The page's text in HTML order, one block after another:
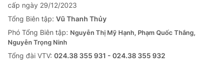
cấp ngày 29/12/2023
Tổng Biên tập: Vũ Thanh Thủy
Phó Tổng Biên tập: Nguyễn Thị Mỹ Hạnh, Phạm Quốc Thắng,
Nguyễn Trọng Ninh
Tổng đài VTV: 024.38 355 931 - 024.38 355 932